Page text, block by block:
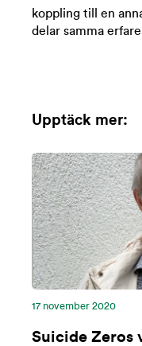
koppling till en
delar samma
Upptäck mer:
17 november 2020
Suicide Zeros